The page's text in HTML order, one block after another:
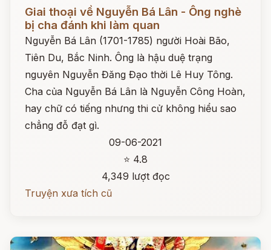
Giai thoại về Nguyễn Bá Lân - Ông nghè
bị cha đánh khi làm quan
Nguyễn Bá Lân (1701-1785) người Hoài Bão,
Tiên Du, Bắc Ninh. Ông là hậu duệ trạng
nguyên Nguyễn Đăng Đạo thời Lê Huy Tông.
Cha của Nguyễn Bá Lân là Nguyễn Công Hoàn,
hay chữ có tiếng nhưng thi cử không hiểu sao
chẳng đỗ đạt gì.
09-06-2021
⭐ 4.8
4,349 lượt đọc
Truyện xưa tích cũ